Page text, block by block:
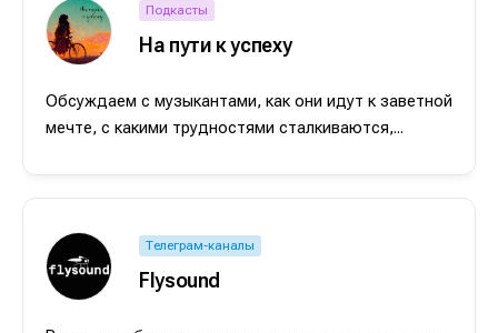
Подкасты
На пути к успеху
Обсуждаем с музыкантами, как они идут к заветной
мечте, с какими трудностями сталкиваются,...
Телеграм-каналы
Flysound